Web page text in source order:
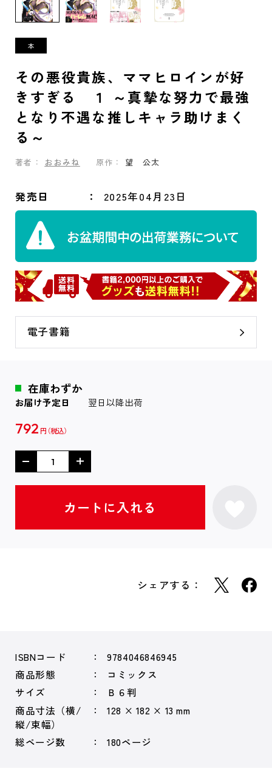
その悪役貴族、ママヒロインが好
きすぎる １ ～真摯な努力で最強
となり不遇な推しキャラ助けまく
る～
著者： おおみね 原作： 望 公太
発売日 2025年04月23日
電子書籍
在庫わずか
お届け予定日 翌日以降出荷
792 円
シェアする：
ISBNコード
9784046846945
商品形態
コミックス
サイズ
Ｂ６判
商品寸法（横/
縦/束幅）
128 × 182 × 13 mm
総ページ数 180ページ